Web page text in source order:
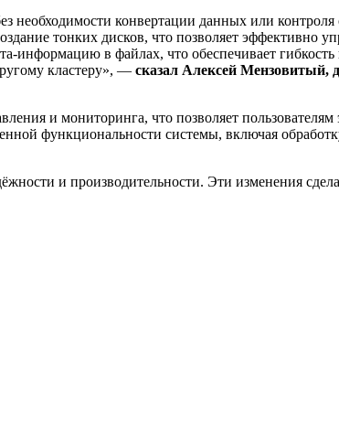
необходимости конвертации данных или контроля
тонких дисков, что позволяет эффективно
информацию в файлах, что обеспечивает гибкость
кластеру», — сказал Алексей Мензовитый,
и мониторинга, что позволяет
функциональности системы, включая
и производительности. Эти изменения